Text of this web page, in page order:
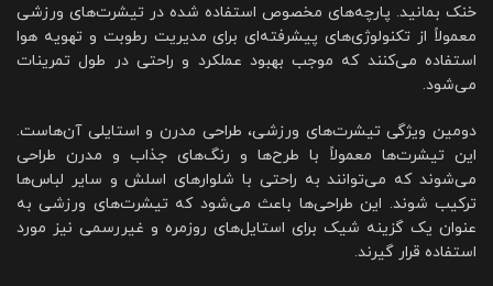
خنک بمانید. پارچه‌های مخصوص استفاده شده در تیشرت‌های ورزشی
معمولاً از تکنولوژی‌های پیشرفته‌ای برای مدیریت رطوبت و تهویه هوا
استفاده می‌کنند که موجب بهبود عملکرد و راحتی در طول تمرینات
می‌شود.
دومین ویژگی تیشرت‌های ورزشی، طراحی مدرن و استایلی آن‌هاست.
این تیشرت‌ها معمولاً با طرح‌ها و رنگ‌های جذاب و مدرن طراحی
می‌شوند که می‌توانند به راحتی با شلوارهای اسلش و سایر لباس‌ها
ترکیب شوند. این طراحی‌ها باعث می‌شود که تیشرت‌های ورزشی به
عنوان یک گزینه شیک برای استایل‌های روزمره و غیررسمی نیز مورد
استفاده قرار گیرند.